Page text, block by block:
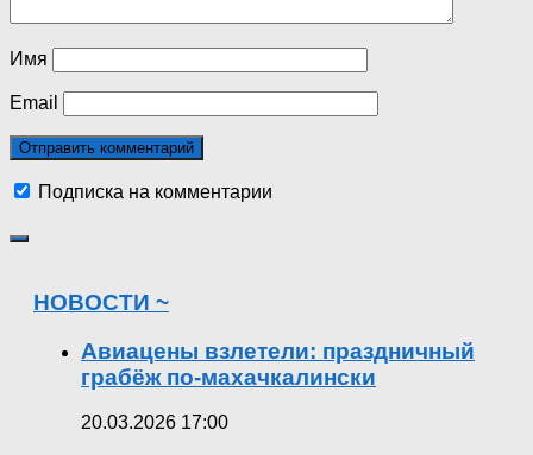
Имя
Email
Подписка на комментарии
НОВОСТИ ~
Авиацены взлетели: праздничный
грабёж по-махачкалински
20.03.2026 17:00